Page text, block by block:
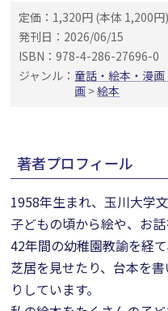
定価：1,320円 (本体 1,200円)
発刊日：2026/06/15
ISBN：978-4-286-27696-0
ジャンル： 童話・絵本・漫
画 >絵本
著者プロフィール
1958年生まれ、玉川大学文
子どもの頃から絵や、お話
42年間の幼稚園教諭を経
芝居を見せたり、台本を
りしています。